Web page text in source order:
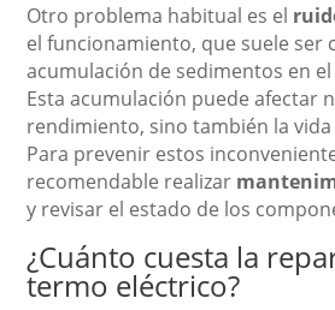
Otro problema habitual es el
el funcionamiento, que suele ser
acumulación de sedimentos en
Esta acumulación puede afectar
rendimiento, sino también la
Para prevenir estos
recomendable realizar
y revisar el estado de los
¿Cuánto cuesta la
termo eléctrico?